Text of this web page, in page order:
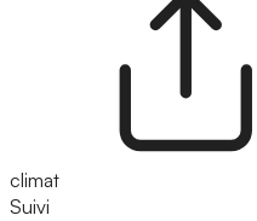
climat
Suivi